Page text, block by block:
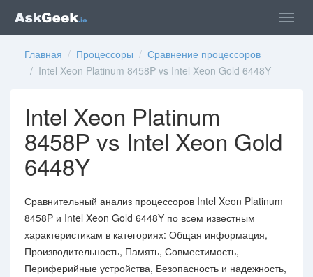
Главная / Процессоры / Сравнение процессоров
/ Intel Xeon Platinum 8458P vs Intel Xeon Gold 6448Y
Intel Xeon Platinum
8458P vs Intel Xeon Gold
6448Y
Сравнительный анализ процессоров Intel Xeon Platinum
8458P и Intel Xeon Gold 6448Y по всем известным
характеристикам в категориях: Общая информация,
Производительность, Память, Совместимость,
Периферийные устройства, Безопасность и надежность,